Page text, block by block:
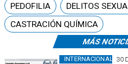
MÁS
30
INTERNACIONAL
PEDOFILIA DELITOS
CASTRACIÓN QUÍMICA